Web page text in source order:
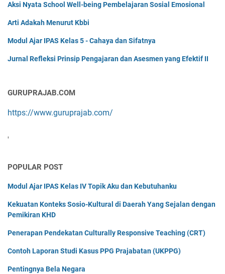
Aksi Nyata School Well-being Pembelajaran Sosial Emosional
Arti Adakah Menurut Kbbi
Modul Ajar IPAS Kelas 5 - Cahaya dan Sifatnya
Jurnal Refleksi Prinsip Pengajaran dan Asesmen yang Efektif II
GURUPRAJAB.COM
https://www.guruprajab.com/
'
POPULAR POST
Modul Ajar IPAS Kelas IV Topik Aku dan Kebutuhanku
Kekuatan Konteks Sosio-Kultural di Daerah Yang Sejalan dengan
Pemikiran KHD
Penerapan Pendekatan Culturally Responsive Teaching (CRT)
Contoh Laporan Studi Kasus PPG Prajabatan (UKPPG)
Pentingnya Bela Negara